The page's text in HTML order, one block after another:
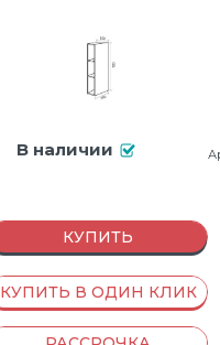
В наличии
КУПИТЬ
КУПИТЬ В ОДИН КЛИК